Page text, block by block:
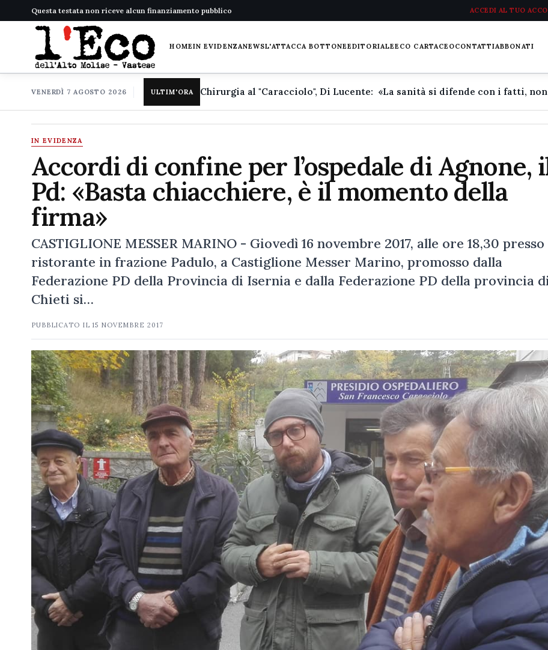
Questa testata non riceve alcun finanziamento pubblico ACCEDI AL TUO
HOMEIN EVIDENZANEWSL'ATTACCA BOTTONEEDITORIALEECO CARTACEOCONTATTIABBONATI
VENERDÌ 7 AGOSTO 2026 ULTIM'ORA
IN EVIDENZA
Accordi di confine per l’ospedale di Agnone,
Pd: «Basta chiacchiere, è il momento della
firma»
CASTIGLIONE MESSER MARINO - Giovedì 16 novembre 2017, alle ore 18,30
ristorante in frazione Padulo, a Castiglione Messer Marino, promosso dalla
Federazione PD della Provincia di Isernia e dalla Federazione PD della provincia
Chieti si…
PUBBLICATO IL15 NOVEMBRE 2017